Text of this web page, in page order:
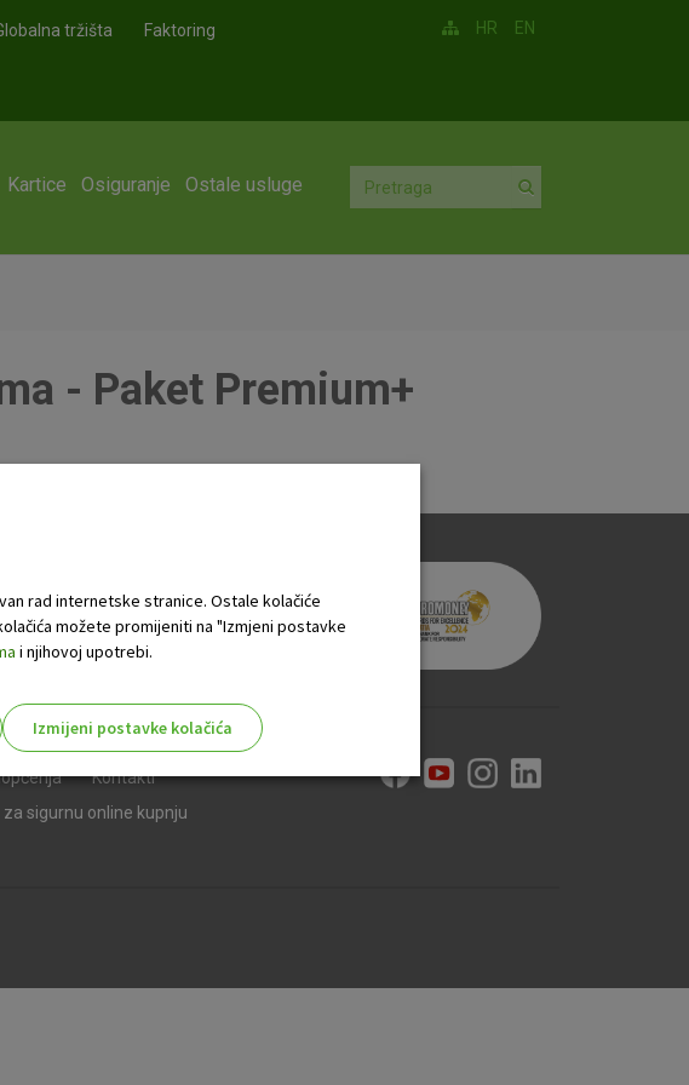
tržišta Faktoring HR EN
Kartice Osiguranje Ostale usluge
- Paket Premium+
Kontakti
sigurnu online kupnju
rad internetske stranice. Ostale kolačiće
možete promijeniti na "Izmjeni postavke
i njihovoj upotrebi.
Izmijeni postavke kolačića